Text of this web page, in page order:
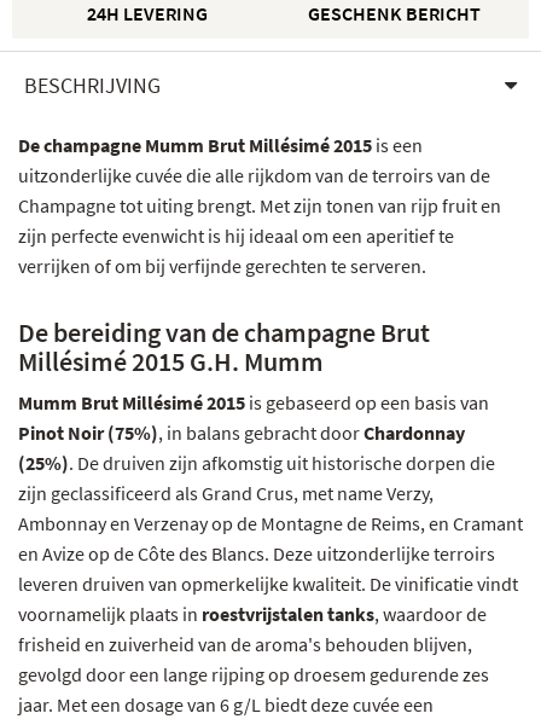
24H LEVERING GESCHENK BERICHT
BESCHRIJVING
De champagne Mumm Brut Millésimé 2015 is een
uitzonderlijke cuvée die alle rijkdom van de terroirs van de
Champagne tot uiting brengt. Met zijn tonen van rijp fruit en
zijn perfecte evenwicht is hij ideaal om een aperitief te
verrijken of om bij verfijnde gerechten te serveren.
De bereiding van de champagne Brut
Millésimé 2015 G.H. Mumm
Mumm Brut Millésimé 2015 is gebaseerd op een basis van
Pinot Noir (75%), in balans gebracht doorChardonnay
(25%). De druiven zijn afkomstig uit historische dorpen die
zijn geclassificeerd als Grand Crus, met name Verzy,
Ambonnay en Verzenay op de Montagne de Reims, en Cramant
en Avize op de Côte des Blancs. Deze uitzonderlijke terroirs
leveren druiven van opmerkelijke kwaliteit. De vinificatie vindt
voornamelijk plaats in roestvrijstalen tanks, waardoor de
frisheid en zuiverheid van de aroma's behouden blijven,
gevolgd door een lange rijping op droesem gedurende zes
jaar. Met een dosage van 6 g/L biedt deze cuvée een